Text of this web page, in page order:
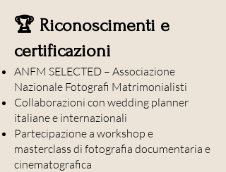
🏆 Riconoscimenti e
certificazioni
ANFM SELECTED – Associazione
Nazionale Fotografi Matrimonialisti
Collaborazioni con wedding planner
italiane e internazionali
Partecipazione a workshop e
masterclass di fotografia documentaria e
cinematografica